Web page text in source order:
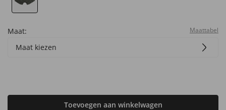
Maat: Maattabel
Maat kiezen
Toevoegen aan winkelwagen